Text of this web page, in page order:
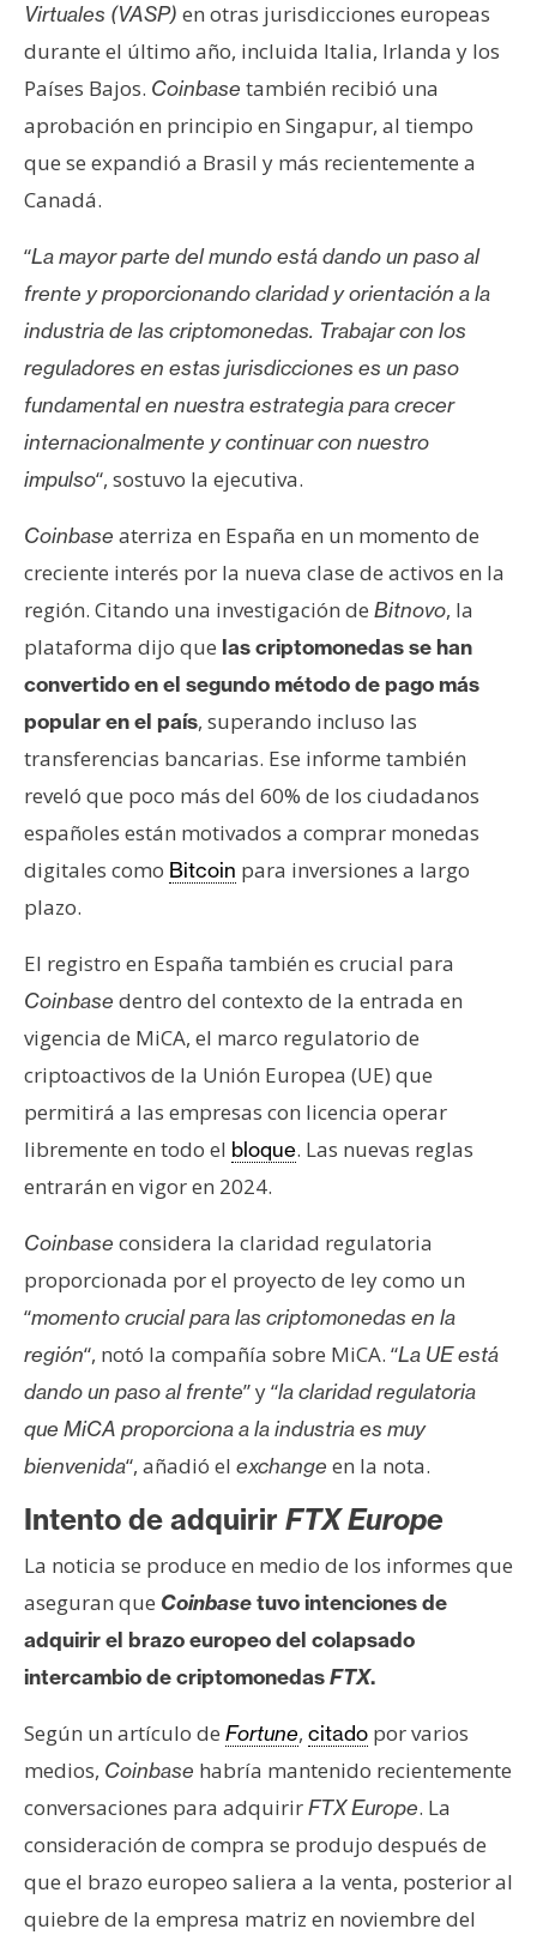
n
t
a
t
o
y
u
b
l
c
i
d
a
Virtuales (VASP) en otras jurisdicciones europeas
durante el último año, incluida Italia, Irlanda y los
Países Bajos. Coinbase también recibió una
aprobación en principio en Singapur, al tiempo
que se expandió a Brasil y más recientemente a
Canadá.
“La mayor parte del mundo está dando un paso al
frente y proporcionando claridad y orientación a la
industria de las criptomonedas. Trabajar con los
reguladores en estas jurisdicciones es un paso
fundamental en nuestra estrategia para crecer
internacionalmente y continuar con nuestro
impulso“, sostuvo la ejecutiva.
Coinbase aterriza en España en un momento de
creciente interés por la nueva clase de activos en la
región. Citando una investigación de Bitnovo, la
plataforma dijo que las criptomonedas se han
convertido en el segundo método de pago más
popular en el país, superando incluso las
transferencias bancarias. Ese informe también
reveló que poco más del 60% de los ciudadanos
españoles están motivados a comprar monedas
digitales como Bitcoin para inversiones a largo
plazo.
El registro en España también es crucial para
Coinbase dentro del contexto de la entrada en
vigencia de MiCA, el marco regulatorio de
criptoactivos de la Unión Europea (UE) que
permitirá a las empresas con licencia operar
libremente en todo el bloque. Las nuevas reglas
entrarán en vigor en 2024.
Coinbase considera la claridad regulatoria
proporcionada por el proyecto de ley como un
“momento crucial para las criptomonedas en la
región“, notó la compañía sobre MiCA. “La UE está
dando un paso al frente” y “la claridad regulatoria
que MiCA proporciona a la industria es muy
bienvenida“, añadió el exchange en la nota.
Intento de adquirir FTX Europe
La noticia se produce en medio de los informes que
aseguran que Coinbasetuvo intenciones de
adquirir el brazo europeo del colapsado
intercambio de criptomonedasFTX.
Según un artículo de Fortune, citado por varios
medios, Coinbase habría mantenido recientemente
conversaciones para adquirirFTXEurope. La
consideración de compra se produjo después de
que el brazo europeo saliera a la venta, posterior al
quiebre de la empresa matriz en noviembre del